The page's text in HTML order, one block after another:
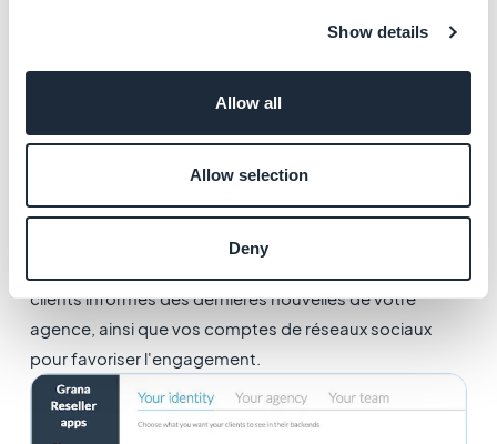
Show details
Allow all
Allow selection
Deny
5. Votre identité
Pour personnaliser davantage le back office, vous avez
clients informés des dernières nouvelles de votre
agence, ainsi que vos comptes de réseaux sociaux
pour favoriser l'engagement.